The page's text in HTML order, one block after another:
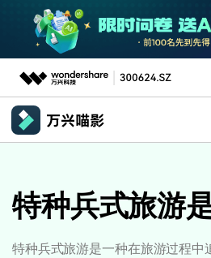
推荐产品
新闻中心
产品系统
AI功能
解决方案
特种兵式旅游
特种兵式旅游是一种在旅游过程中